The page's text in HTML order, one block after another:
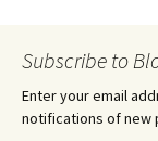
Subscribe to
Enter your email
notifications of new